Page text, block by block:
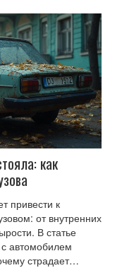
и какие
узнать по
помогут
любые дорожные
как
привести к
от внутренних
В статье
автомобилем
страдает